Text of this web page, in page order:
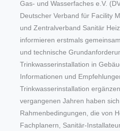
Gas- und Wasserfaches e.V.
Deutscher Verband für Facility
und Zentralverband Sanitär
informieren erstmals
und technische
Trinkwasserinstallation in
Informationen und
Trinkwasserinstallation
vergangenen Jahren haben
Rahmenbedingungen, die von
Fachplanern, Sanitär-